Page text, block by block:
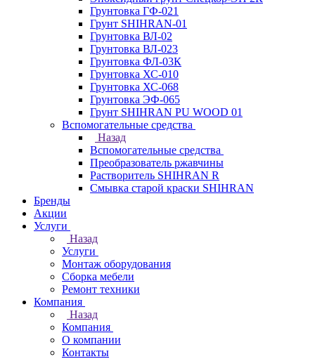
Грунтовка ГФ-021
Грунт SHIHRAN-01
Грунтовка ВЛ-02
Грунтовка ВЛ-023
Грунтовка ФЛ-03К
Грунтовка ХС-010
Грунтовка ХС-068
Грунтовка ЭФ-065
Грунт SHIHRAN PU WOOD 01
Вспомогательные средства
Назад
Вспомогательные средства
Преобразователь ржавчины
Растворитель SHIHRAN R
Смывка старой краски SHIHRAN
Бренды
Акции
Услуги
Назад
Услуги
Монтаж оборудования
Сборка мебели
Ремонт техники
Компания
Назад
Компания
О компании
Контакты